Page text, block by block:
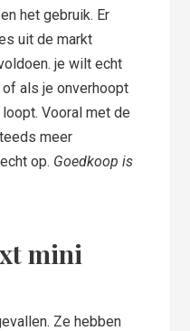
het gebruik. Er
uit de markt
je wilt echt
als je onverhoopt
Vooral met de
meer
op. Goedkoop is
mini
Ze hebben